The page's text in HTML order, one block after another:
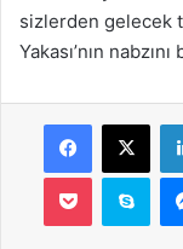
sizlerden gelecek
Yakası’nın
Facebook
X
Pocket